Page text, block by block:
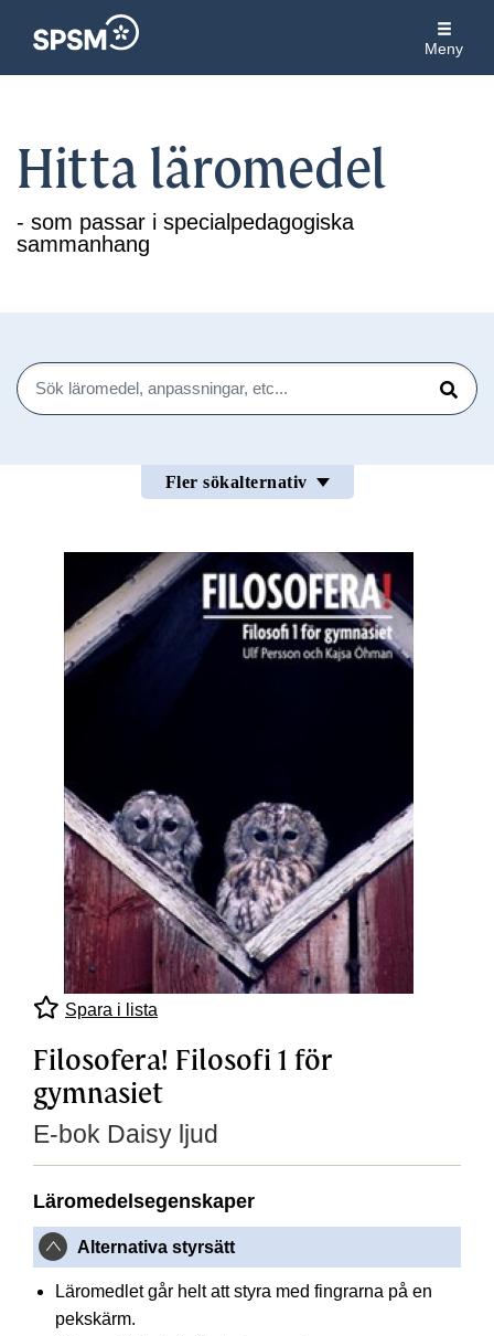
Meny
Hitta läromedel
- som passar i specialpedagogiska
sammanhang
Sök
Sök
Fler sökalternativ
Spara i lista
Filosofera! Filosofi 1 för
gymnasiet
E-bok Daisy ljud
Läromedelsegenskaper
Alternativa styrsätt
Läromedlet går helt att styra med fingrarna på en
pekskärm.